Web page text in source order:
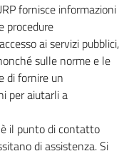
fornisce informazioni
procedure
ai servizi pubblici,
sulle norme e le
di fornire un
per aiutarli a
è il punto di contatto
di assistenza. Si